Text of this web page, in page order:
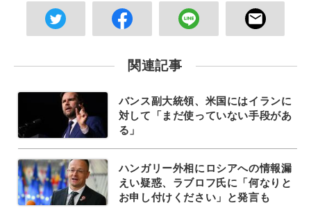
関連記事
バンス副大統領、米国にはイランに
対して「まだ使っていない手段があ
る」
ハンガリー外相にロシアへの情報漏
えい疑惑、ラブロフ氏に「何なりと
お申し付けください」と発言も